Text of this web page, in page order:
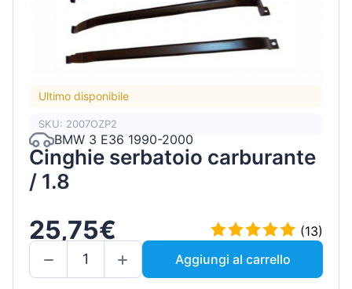
Ultimo disponibile
SKU: 2007OZP2
BMW 3 E36 1990-2000
Cinghie serbatoio carburante
/ 1.8
25,75€
(13)
Aggiungi al carrello